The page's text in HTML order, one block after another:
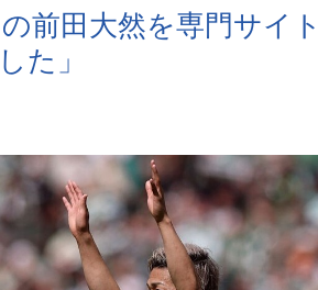
前田大然を専門サイ
た」